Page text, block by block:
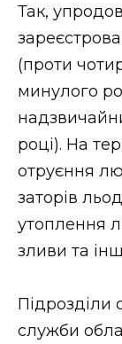
Так‚
(проти
минулого
році). На
отруєння
заторів
утоплення
зливи та
Підрозділи
служби